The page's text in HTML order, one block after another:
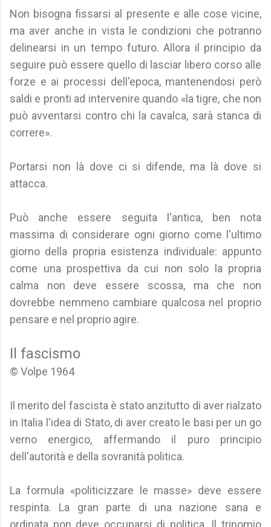
Non bisogna fissarsi al presente e alle cose vicine,
ma aver anche in vista le condizioni che potranno
delinearsi in un tempo futuro. Allora il principio da
seguire può essere quello di lasciar libero corso alle
forze e ai processi dell'epoca, mantenendosi però
saldi e pronti ad intervenire quando «la tigre, che non
può avventarsi contro chi la cavalca, sarà stanca di
correre».
Portarsi non là dove ci si difende, ma là dove si
attacca.
Può anche essere seguita l'antica, ben nota
massima di considerare ogni giorno come l'ultimo
giorno della propria esistenza individuale: appunto
come una prospettiva da cui non solo la propria
calma non deve essere scossa, ma che non
dovrebbe nemmeno cambiare qualcosa nel proprio
pensare e nel proprio agire.
Il fascismo
© Volpe 1964
Il merito del fascista è stato anzitutto di aver rialzato
in Italia l'idea di Stato, di aver creato le basi per un go
verno energico, affermando il puro principio
dell'autorità e della sovranità politica.
La formula «politicizzare le masse» deve essere
respinta. La gran parte di una nazione sana e
ordinata non deve occuparsi di politica. Il trinomio